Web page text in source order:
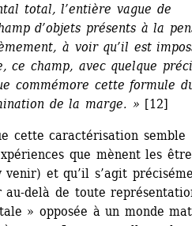
total, l’entière vague de
d’objets présents à la
à voir qu’il est
ce champ, avec quelque
commémore cette formule
de la marge. » [12]
cette caractérisation semble
que mènent les
et qu’il s’agit
au-delà de toute
» opposée à un monde